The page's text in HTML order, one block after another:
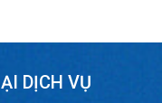
DỊCH VỤ